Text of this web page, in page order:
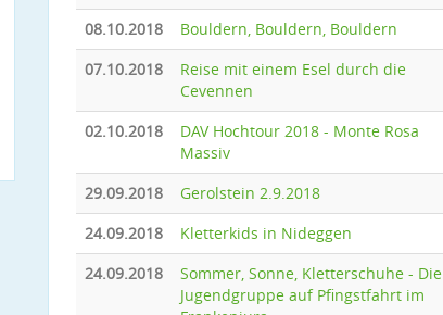
08.10.2018 Bouldern, Bouldern, Bouldern
07.10.2018
Reise mit einem Esel durch die
Cevennen
02.10.2018
DAV Hochtour 2018 - Monte Rosa
Massiv
29.09.2018 Gerolstein 2.9.2018
24.09.2018
Kletterkids in Nideggen
24.09.2018
Sommer, Sonne, Kletterschuhe - Die
Jugendgruppe auf Pfingstfahrt im